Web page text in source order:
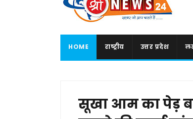
HOME राष्ट्रीय उत्तर प्रदेश
सूखा आम का पेड़